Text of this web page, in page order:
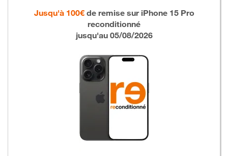
Jusqu'à 100€de remise sur iPhone 15 Pro
reconditionné
jusqu'au 05/08/2026